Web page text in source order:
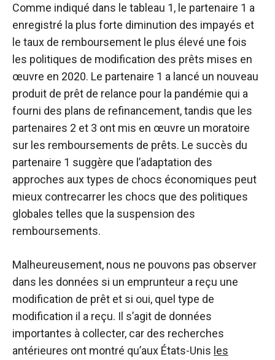
Comme indiqué dans le tableau 1, le partenaire 1 a
enregistré la plus forte diminution des impayés et
le taux de remboursement le plus élevé une fois
les politiques de modification des prêts mises en
œuvre en 2020. Le partenaire 1 a lancé un nouveau
produit de prêt de relance pour la pandémie qui a
fourni des plans de refinancement, tandis que les
partenaires 2 et 3 ont mis en œuvre un moratoire
sur les remboursements de prêts. Le succès du
partenaire 1 suggère que l’adaptation des
approches aux types de chocs économiques peut
mieux contrecarrer les chocs que des politiques
globales telles que la suspension des
remboursements.
Malheureusement, nous ne pouvons pas observer
dans les données si un emprunteur a reçu une
modification de prêt et si oui, quel type de
modification il a reçu. Il s’agit de données
importantes à collecter, car des recherches
antérieures ont montré qu’aux États-Unis les